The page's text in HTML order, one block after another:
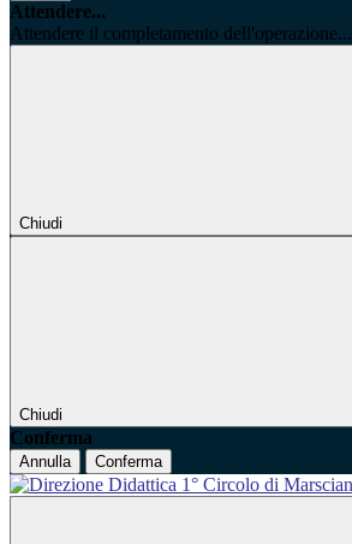
Attendere...
Attendere il completamento dell'operazione...
Chiudi
Chiudi
Conferma
Annulla Conferma